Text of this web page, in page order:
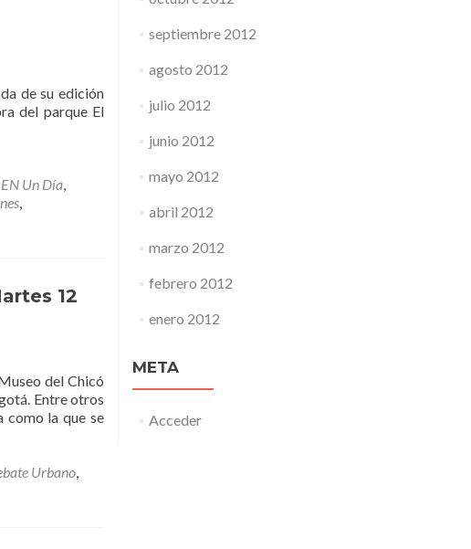
de su edición
del parque El
Un Día,
,
12
del Chicó
Entre otros
como la que se
Urbano,
septiembre 2012
agosto 2012
julio 2012
junio 2012
mayo 2012
abril 2012
marzo 2012
febrero 2012
enero 2012
META
Acceder